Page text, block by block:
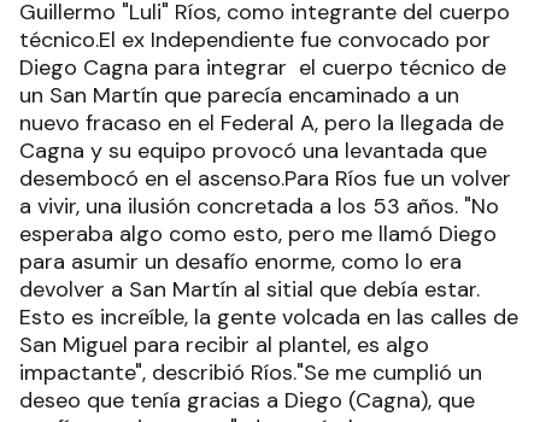
Guillermo "Luli" Ríos, como integrante del cuerpo
técnico.El ex Independiente fue convocado por
Diego Cagna para integrar el cuerpo técnico de
un San Martín que parecía encaminado a un
nuevo fracaso en el Federal A, pero la llegada de
Cagna y su equipo provocó una levantada que
desembocó en el ascenso.Para Ríos fue un volver
a vivir, una ilusión concretada a los 53 años. "No
esperaba algo como esto, pero me llamó Diego
para asumir un desafío enorme, como lo era
devolver a San Martín al sitial que debía estar.
Esto es increíble, la gente volcada en las calles de
San Miguel para recibir al plantel, es algo
impactante", describió Ríos."Se me cumplió un
deseo que tenía gracias a Diego (Cagna), que